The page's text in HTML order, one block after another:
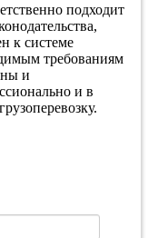
подходит
к системе
требованиям
и
и в